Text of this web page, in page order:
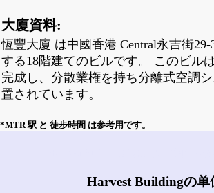
大廈資料:
恆豐大廈 は中國香港 Central永吉街29-
する18階建てのビルです。 このビル
完成し、分散業権を持ち分離式空調
置されています。
*MTR 駅 と 徒步時間 は参考用です。
Harvest Buildingの单